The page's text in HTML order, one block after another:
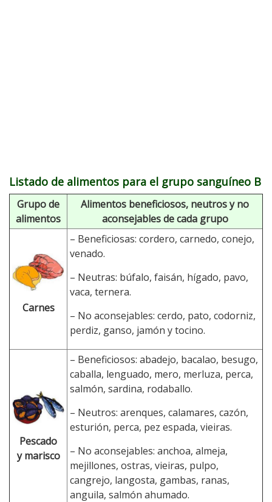
Listado de alimentos para el grupo sanguíneo B
Grupo de
alimentos
Alimentos beneficiosos, neutros y no
aconsejables de cada grupo
Carnes
– Beneficiosas: cordero, carnedo, conejo,
venado.
– Neutras: búfalo, faisán, hígado, pavo,
vaca, ternera.
– No aconsejables: cerdo, pato, codorniz,
perdiz, ganso, jamón y tocino.
Pescado
y marisco
– Beneficiosos: abadejo, bacalao, besugo,
caballa, lenguado, mero, merluza, perca,
salmón, sardina, rodaballo.
– Neutros: arenques, calamares, cazón,
esturión, perca, pez espada, vieiras.
– No aconsejables: anchoa, almeja,
mejillones, ostras, vieiras, pulpo,
cangrejo, langosta, gambas, ranas,
anguila, salmón ahumado.